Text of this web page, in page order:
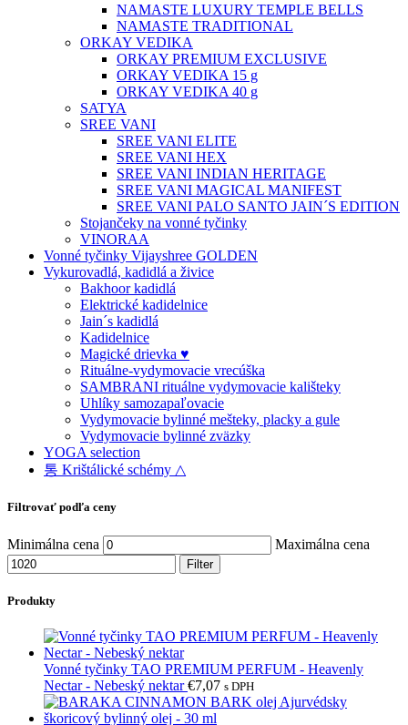
NAMASTE LUXURY TEMPLE BELLS
NAMASTE TRADITIONAL
ORKAY VEDIKA
ORKAY PREMIUM EXCLUSIVE
ORKAY VEDIKA 15 g
ORKAY VEDIKA 40 g
SATYA
SREE VANI
SREE VANI ELITE
SREE VANI HEX
SREE VANI INDIAN HERITAGE
SREE VANI MAGICAL MANIFEST
SREE VANI PALO SANTO JAIN´S EDITION
Stojančeky na vonné tyčinky
VINORAA
Vonné tyčinky Vijayshree GOLDEN
Vykurovadlá, kadidlá a živice
Bakhoor kadidlá
Elektrické kadidelnice
Jain´s kadidlá
Kadidelnice
Magické drievka ♥
Rituálne-vydymovacie vrecúška
SAMBRANI rituálne vydymovacie kališteky
Uhlíky samozapaľovacie
Vydymovacie bylinné mešteky, placky a gule
Vydymovacie bylinné zväzky
YOGA selection
통 Krištálické schémy △
Filtrovať podľa ceny
Minimálna cena Maximálna cena
Filter
Produkty
Vonné tyčinky TAO PREMIUM PERFUM - Heavenly
Nectar - Nebeský nektar€7,07 s DPH